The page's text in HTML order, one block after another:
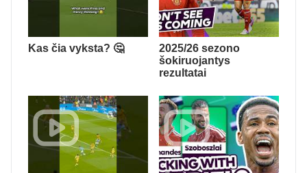
Kas čia vyksta? 🤔
2025/26 sezono
šokiruojantys
rezultatai